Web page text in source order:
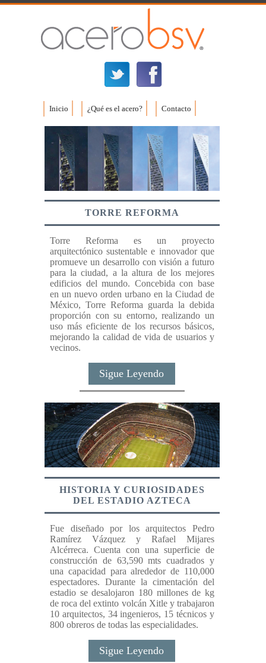
Inicio ¿Qué es el acero? Contacto
TORRE REFORMA
Torre Reforma es un proyecto
arquitectónico sustentable e innovador que
promueve un desarrollo con visión a futuro
para la ciudad, a la altura de los mejores
edificios del mundo. Concebida con base
en un nuevo orden urbano en la Ciudad de
México, Torre Reforma guarda la debida
proporción con su entorno, realizando un
uso más eficiente de los recursos básicos,
mejorando la calidad de vida de usuarios y
vecinos.
Sigue Leyendo
HISTORIA Y CURIOSIDADES
DEL ESTADIO AZTECA
Fue diseñado por los arquitectos Pedro
Ramírez Vázquez y Rafael Mijares
Alcérreca. Cuenta con una superficie de
construcción de 63,590 mts cuadrados y
una capacidad para alrededor de 110,000
espectadores. Durante la cimentación del
estadio se desalojaron 180 millones de kg
de roca del extinto volcán Xitle y trabajaron
10 arquitectos, 34 ingenieros, 15 técnicos y
800 obreros de todas las especialidades.
Sigue Leyendo